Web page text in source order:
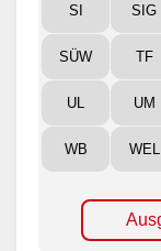
SI SIG
SÜW TF
UL UM
WB WEL